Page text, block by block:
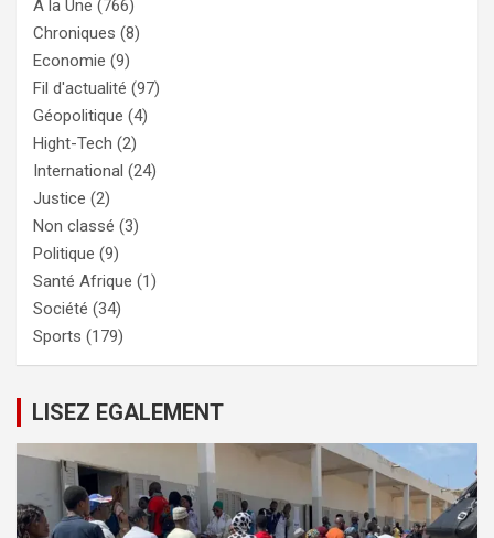
À la Une (766)
Chroniques (8)
Economie (9)
Fil d'actualité (97)
Géopolitique (4)
Hight-Tech (2)
International (24)
Justice (2)
Non classé (3)
Politique (9)
Santé Afrique (1)
Société (34)
Sports (179)
LISEZ EGALEMENT